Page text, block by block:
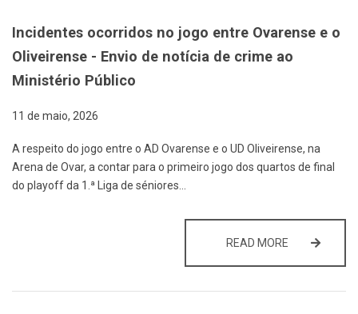
Incidentes ocorridos no jogo entre Ovarense e o
Oliveirense - Envio de notícia de crime ao
Ministério Público
11 de maio, 2026
A respeito do jogo entre o AD Ovarense e o UD Oliveirense, na
Arena de Ovar, a contar para o primeiro jogo dos quartos de final
do playoff da 1.ª Liga de séniores…
READ MORE INCIDENTES